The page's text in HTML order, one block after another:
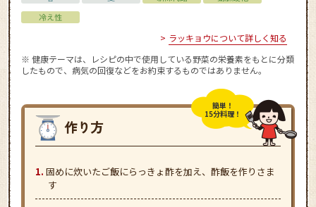
冷え性
ラッキョウについて詳しく知る
※ 健康テーマは、レシピの中で使用している野菜の栄養素をもとに分類
したもので、病気の回復などをお約束するものではありません。
簡単！
15分料理！
固めに炊いたご飯にらっきょ酢を加え、酢飯を作りさま
す